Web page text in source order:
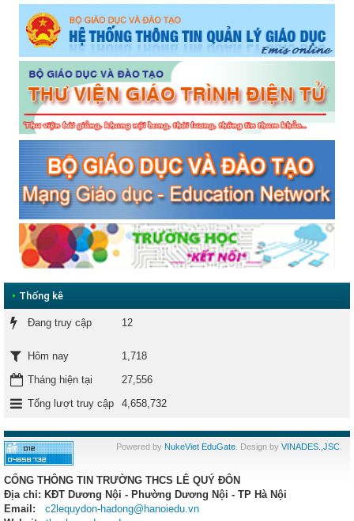
• Thống kê
Đang truy cập 12
Hôm nay
1,718
Tháng hiện tại
27,556
Tổng lượt truy cập
4,658,732
Powered by NukeViet EduGate. Design by VINADES.,JSC.
CỔNG THÔNG TIN TRƯỜNG THCS LÊ QUÝ ĐÔN
Địa chỉ: KĐT Dương Nội - Phường Dương Nội - TP Hà Nội
Email:
c2lequydon-hadong@hanoiedu.vn